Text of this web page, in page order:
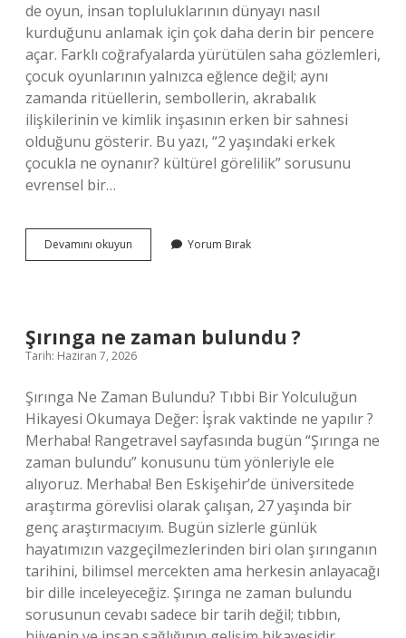
de oyun, insan topluluklarının dünyayı nasıl
kurduğunu anlamak için çok daha derin bir pencere
açar. Farklı coğrafyalarda yürütülen saha gözlemleri,
çocuk oyunlarının yalnızca eğlence değil; aynı
zamanda ritüellerin, sembollerin, akrabalık
ilişkilerinin ve kimlik inşasının erken bir sahnesi
olduğunu gösterir. Bu yazı, “2 yaşındaki erkek
çocukla ne oynanır? kültürel görelilik” sorusunu
evrensel bir…
Devamını okuyun
yaşındaki
?
Yorum Bırak
Şırınga ne zaman bulundu ?
Tarih: Haziran 7, 2026
Şırınga Ne Zaman Bulundu? Tıbbi Bir Yolculuğun
Hikayesi Okumaya Değer: İşrak vaktinde ne yapılır ?
Merhaba! Rangetravel sayfasında bugün “Şırınga ne
zaman bulundu” konusunu tüm yönleriyle ele
alıyoruz. Merhaba! Ben Eskişehir’de üniversitede
araştırma görevlisi olarak çalışan, 27 yaşında bir
genç araştırmacıyım. Bugün sizlerle günlük
hayatımızın vazgeçilmezlerinden biri olan şırınganın
tarihini, bilimsel mercekten ama herkesin anlayacağı
bir dille inceleyeceğiz. Şırınga ne zaman bulundu
sorusunun cevabı sadece bir tarih değil; tıbbın,